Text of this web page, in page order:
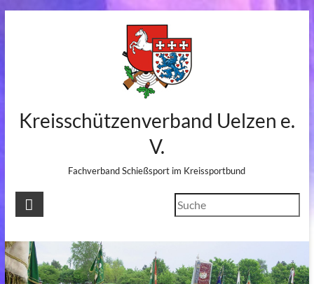
Kreisschützenverband Uelzen e.
V.
Fachverband Schießsport im Kreissportbund